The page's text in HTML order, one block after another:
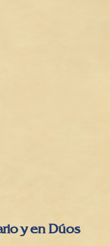
y en Dúos